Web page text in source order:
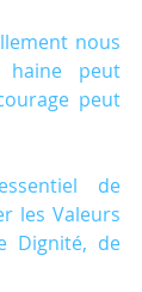
nous
peut
peut
de
les Valeurs
Dignité, de